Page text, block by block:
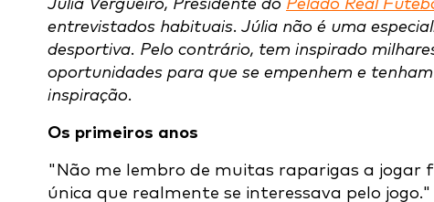
Júlia Vergueiro, Presidente do Pelado Real
entrevistados habituais. Júlia não é uma
desportiva. Pelo contrário, tem inspirado
oportunidades para que se empenhem e
inspiração.
Os primeiros anos
"Não me lembro de muitas raparigas a jogar
única que realmente se interessava pelo